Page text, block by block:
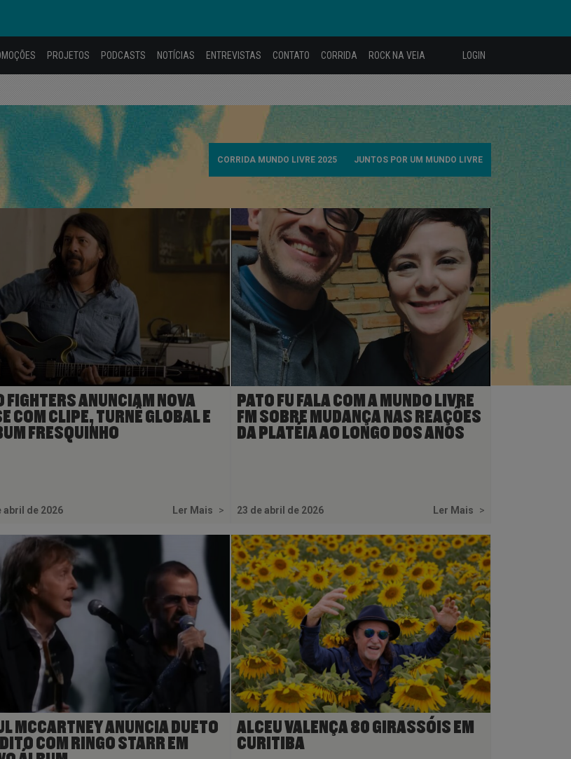
PROJETOS PODCASTS NOTÍCIAS ENTREVISTAS CONTATO CORRIDA ROCK NA VEIA LOGIN
CORRIDA MUNDO LIVRE 2025 JUNTOS POR UM MUNDO LIVRE
FIGHTERS ANUNCIAM NOVA
COM CLIPE, TURNÊ GLOBAL E
FRESQUINHO
abril de 2026 Ler Mais >
PATO FU FALA COM A MUNDO LIVRE
FM SOBRE MUDANÇA NAS REAÇÕES
DA PLATÉIA AO LONGO DOS ANOS
23 de abril de 2026 Ler Mais >
MCCARTNEY ANUNCIA DUETO
COM RINGO STARR EM
ALCEU VALENÇA 80 GIRASSÓIS EM
CURITIBA